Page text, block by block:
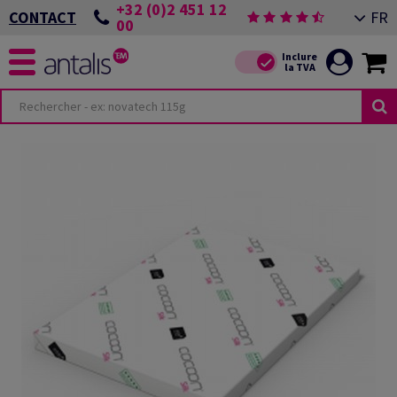
CONTACT +32 (0)2 451 12
00 FR